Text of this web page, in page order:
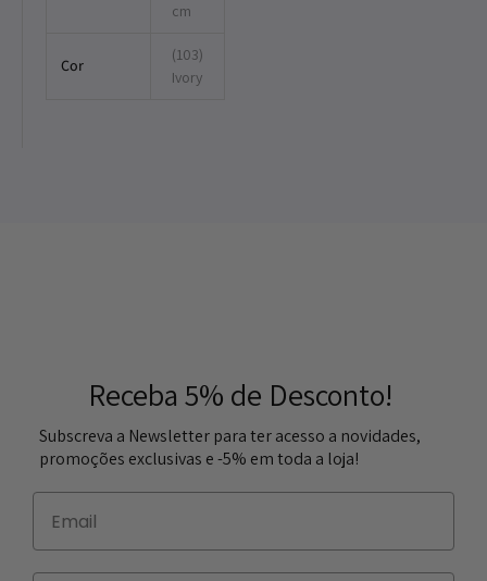
cm
Cor
(103)
Ivory
Receba 5% de Desconto!
Subscreva a Newsletter para ter acesso a novidades,
promoções exclusivas e -5% em toda a loja!